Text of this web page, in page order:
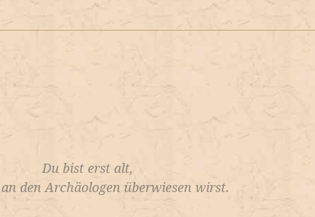
Du bist erst alt,
den Archäologen überwiesen wirst.